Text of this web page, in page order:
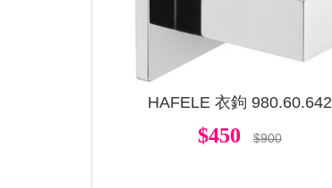
HAFELE 衣鉤 980.60.642
$450 $900